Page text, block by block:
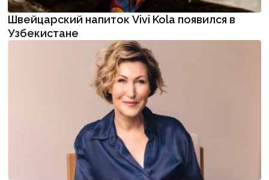
Швейцарский напиток Vivi Kola появился в
Узбекистане